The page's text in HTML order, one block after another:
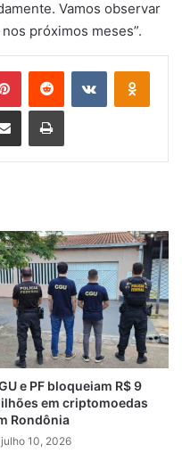
Vamos observar
próximos meses”.
PinterestReddit VK OK
Compartilhar via e-mail Imprimir
e PF bloqueiam R$ 9
em criptomoedas
Rondônia
julho 10, 2026